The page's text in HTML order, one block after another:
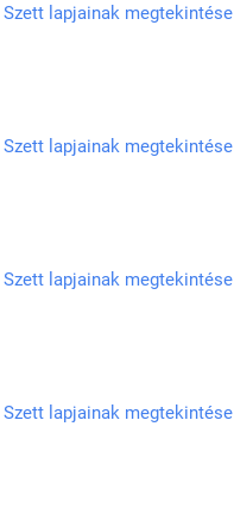
Szett lapjainak megtekintése
Szett lapjainak megtekintése
Szett lapjainak megtekintése
Szett lapjainak megtekintése